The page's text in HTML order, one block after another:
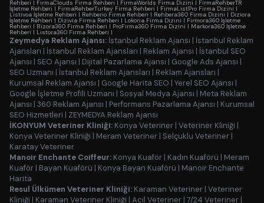
Rehberi | FirmaClouds Firma Rehberi | FirmaWorlds Firma Dizini | FirmaRehberTR
İşletme Rehberi | FirmaRehberTurkey Firma Rehberi | FirmaListPro Firma Dizini |
Listivoa İşletme Rehberi | Rehberio Firma Rehberi | Rehbera360 Firma Dizini | Diziora
İşletme Rehberi | Dizivia Firma Rehberi | Lokoria Firma Dizini | Firmora360 İşletme
Rehberi | Bizora360 Firma Rehberi | ProFirma360 Firma Dizini | Markora360 İşletme
Rehberi | Listora360 Firma Rehberi |
Zeymedya Reklam Ajansı: İstanbul Reklam Ajansı | İstanbul Reklam
Ajansları | İstanbul Reklam Ajansları | Reklam Ajansı | İstanbul SEO
Ajansı | SEO Ajansı | Dijital Pazarlama Ajansı | Google Ads Ajansı |
SEO Uzmanı | İstanbul Reklam Ajansları | Reklam Ajansları |
Kurumsal Reklam Ajansı | Google Harita SEO | Yerel SEO Ajansı |
Google İşletme Profili Uzmanı | Sosyal Medya Ajansı | Meta Reklam
Ajansı | 360 Reklam Ajansı | Performans Pazarlama Ajansı | Kurumsal
SEO Hizmetleri | ZEYMEDYA Reklam Ajansı
İKONYUM Veteriner Kliniği: Konya Veteriner | Veteriner Kliniği |
Konya Veteriner Kliniği | Meram Veteriner | Selçuklu Veteriner |
Karatay Veteriner
Manoir Enchante Coiffeur: Konya Kuaför | Kadın Kuaförü | Meram
Kuaför | Bayan Kuaförü | Konya Bayan Kuaförü | Manoir Enchante
Harita
Resul Ülkümen Veteriner Kliniği: Karaman Veteriner | Veteriner
Kliniği | Karaman Veteriner Kliniği | Acil Veteriner | 7/24 Veteriner |